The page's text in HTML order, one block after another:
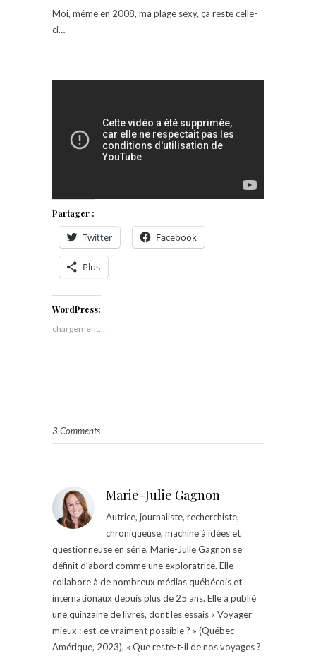
Moi, même en 2008, ma plage sexy, ça reste celle-
ci…
Partager :
Twitter Facebook
Plus
WordPress:
chargement…
3 Comments
Marie-Julie Gagnon
Autrice, journaliste, recherchiste,
chroniqueuse, machine à idées et
questionneuse en série, Marie-Julie Gagnon se
définit d’abord comme une exploratrice. Elle
collabore à de nombreux médias québécois et
internationaux depuis plus de 25 ans. Elle a publié
une quinzaine de livres, dont les essais « Voyager
mieux : est-ce vraiment possible ? » (Québec
Amérique, 2023), « Que reste-t-il de nos voyages ?